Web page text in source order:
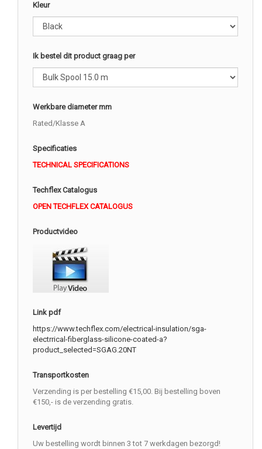
Kleur
Ik bestel dit product graag per
Werkbare diameter mm
Rated/Klasse A
Specificaties
TECHNICAL SPECIFICATIONS
Techflex Catalogus
OPEN TECHFLEX CATALOGUS
Productvideo
Link pdf
https://www.techflex.com/electrical-insulation/sga-
electrrical-fiberglass-silicone-coated-a?
product_selected=SGAG.20NT
Transportkosten
Verzending is per bestelling €15,00. Bij bestelling boven
€150,- is de verzending gratis.
Levertijd
Uw bestelling wordt binnen 3 tot 7 werkdagen bezorgd!